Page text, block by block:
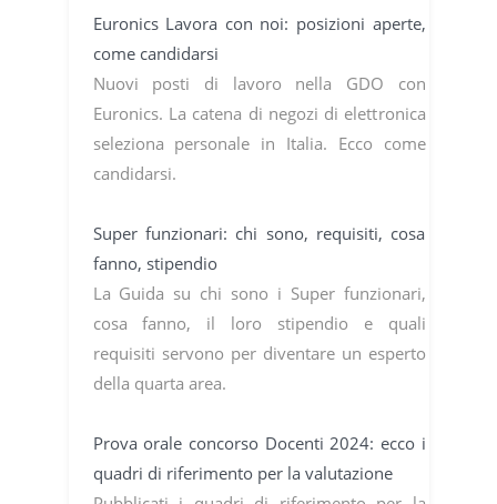
Euronics Lavora con noi: posizioni aperte,
come candidarsi
Nuovi posti di lavoro nella GDO con
Euronics. La catena di negozi di elettronica
seleziona personale in Italia. Ecco come
candidarsi.
Super funzionari: chi sono, requisiti, cosa
fanno, stipendio
La Guida su chi sono i Super funzionari,
cosa fanno, il loro stipendio e quali
requisiti servono per diventare un esperto
della quarta area.
Prova orale concorso Docenti 2024: ecco i
quadri di riferimento per la valutazione